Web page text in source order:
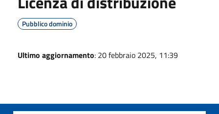
Pubblico dominio
Ultimo aggiornamento: 20 febbraio 2025, 11:39